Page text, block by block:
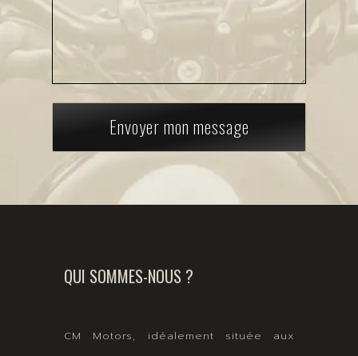
Envoyer mon message
QUI SOMMES-NOUS ?
CM Motors, idéalement située aux